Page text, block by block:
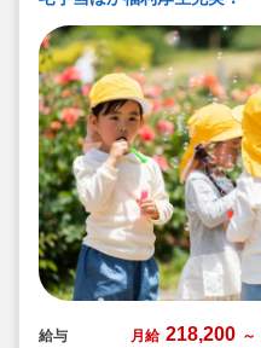
給与 月給 218,200 ～